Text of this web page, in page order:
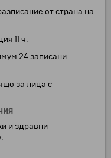
от страна на
11 ч.
24 записани
за лица с
и здравни